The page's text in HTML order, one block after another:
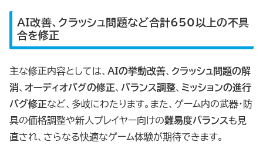
AI改善、クラッシュ問題など合計650以上の不具
合を修正
主な修正内容としては、 AIの挙動改善、 クラッシュ問題の解
消、 オーディオバグの修正、 バランス調整、 ミッションの進行
バグ修正など、多岐にわたります。また、ゲーム内の武器・防
具の価格調整や新人プレイヤー向けの難易度バランスも見
直され、さらなる快適なゲーム体験が期待できます。